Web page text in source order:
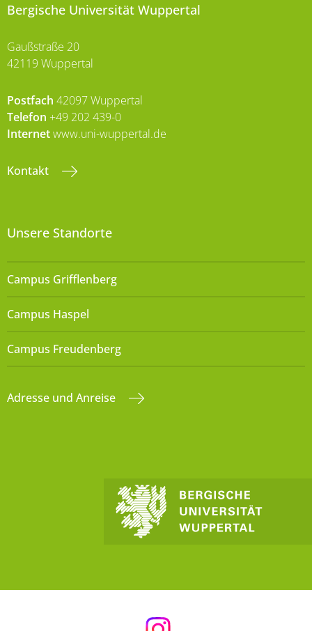
Bergische Universität Wuppertal
Gaußstraße 20
42119 Wuppertal
Postfach 42097 Wuppertal
Telefon +49 202 439-0
Internetwww.uni-wuppertal.de
Kontakt
Unsere Standorte
Campus Grifflenberg
Campus Haspel
Campus Freudenberg
Adresse und Anreise